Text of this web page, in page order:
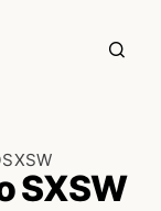
SXSW
SXSW